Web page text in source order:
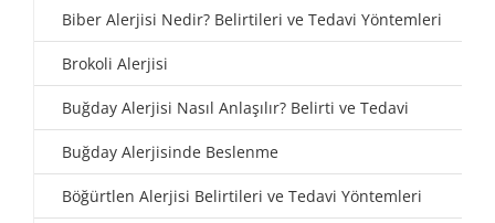
Biber Alerjisi Nedir? Belirtileri ve Tedavi Yöntemleri
Brokoli Alerjisi
Buğday Alerjisi Nasıl Anlaşılır? Belirti ve Tedavi
Buğday Alerjisinde Beslenme
Böğürtlen Alerjisi Belirtileri ve Tedavi Yöntemleri